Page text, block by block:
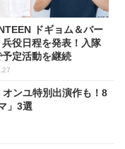
ドギョム＆バー
兵役日程を発表！入隊
定活動を継続
ンユ特別出演作も！8
」3選